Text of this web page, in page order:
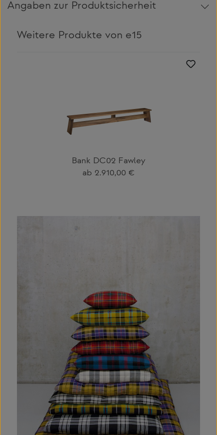
Angaben zur Produktsicherheit
Weitere Produkte von e15
Bank DC02 Fawley
Regulärer Preis:
ab 2.910,00 €